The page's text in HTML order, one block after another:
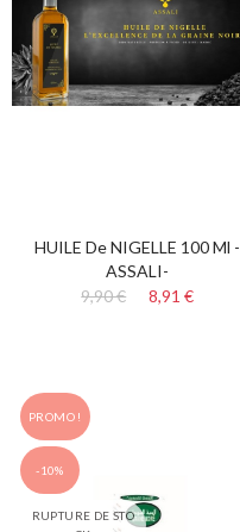
HUILE De NIGELLE 100 Ml -
ASSALI-
9,90 €
8,91 €
PROMO !
-10%
RUPTURE DE STO